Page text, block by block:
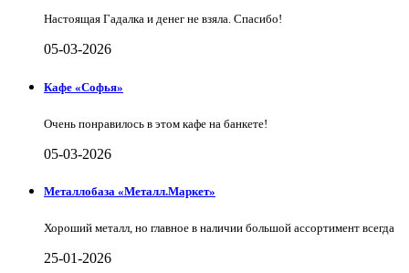
Настоящая Гадалка и денег не взяла. Спасибо!
05-03-2026
Кафе «Софья»
Очень понравилось в этом кафе на банкете!
05-03-2026
Металлобаза «Металл.Маркет»
Хороший металл, но главное в наличии большой ассортимент всегда
25-01-2026